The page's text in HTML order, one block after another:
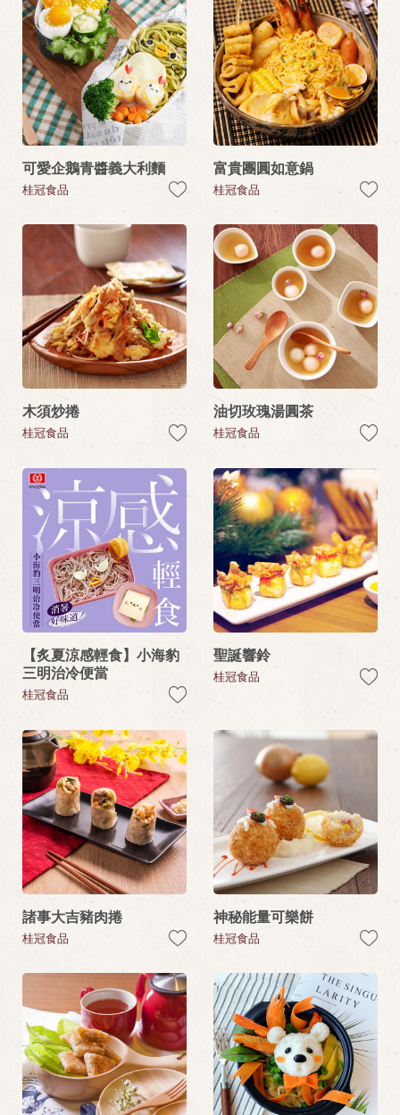
可愛企鵝青醬義大利麵
桂冠食品
富貴團圓如意鍋
桂冠食品
木須炒捲
桂冠食品
油切玫瑰湯圓茶
桂冠食品
【炙夏涼感輕食】小海豹
三明治冷便當
桂冠食品
聖誕響鈴
桂冠食品
諸事大吉豬肉捲
桂冠食品
神秘能量可樂餅
桂冠食品